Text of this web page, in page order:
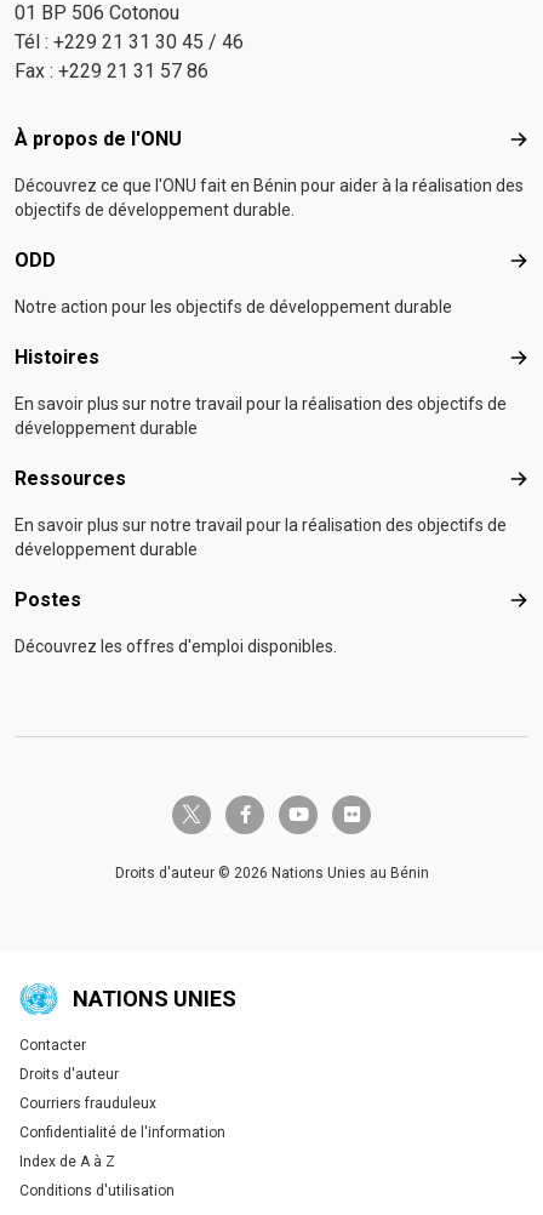
01 BP 506 Cotonou
Tél : +229 21 31 30 45 / 46
Fax : +229 21 31 57 86
Footer menu
À propos de l'ONU À
Découvrez ce que l'ONU fait en Bénin pour aider à la réalisation des
objectifs de développement durable.
ODD
Notre action pour les objectifs de développement durable
Histoires
En savoir plus sur notre travail pour la réalisation des objectifs de
développement durable
Ressources
En savoir plus sur notre travail pour la réalisation des objectifs de
développement durable
Postes
Découvrez les offres d'emploi disponibles.
twitter-x facebook-fyoutube flickr
Droits d'auteur © 2026 Nations Unies au Bénin
NATIONS UNIES
Global U.N. menu
Contacter
Droits d'auteur
Courriers frauduleux
Confidentialité de l'information
Index de A à Z
Conditions d'utilisation